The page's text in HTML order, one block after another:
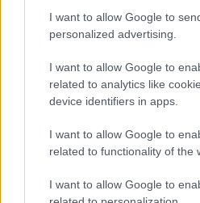
I want to allow Google to
personalized advertising.
I want to allow Google to
related to analytics like
device identifiers in apps.
I want to allow Google to
related to functionality of the
I want to allow Google to
अजवाइन के स्वास्थ्य लाभों के
प्रकाशित: 26 मई 2026 को
सेलेरी अक्सर आपके फ्रिज के वेजिटेबल
है। इस मामूली सब्ज़ी पर जितना
ज़्यादा ध्यान देने की ज़रूरत है। सेलेरी
की चीज़ या सूप के बेस से कहीं ज़्यादा
खरबूजे के स्वास्थ्य लाभों के
प्रकाशित: 26 मई 2026 को
खरबूजा कुदरत के सबसे ताज़गी देने
खरबूजा कैलोरी कम रखते हुए बहुत